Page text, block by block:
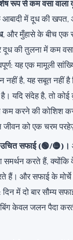
रूप से कम वसा
में दूध की
, और मुँहासे के बीच एक
दूध की तुलना में कम
यह एक मामूली
नहीं है, यह सबूत नहीं
यदि संदेह है, तो
कम करने की कोशिश
को एक चरम
सफाई (🟢/🟡)।
करते हैं, क्योंकि वे
हैं। और सफाई के
दिन में दो बार सौम्य
केवल जलन पैदा